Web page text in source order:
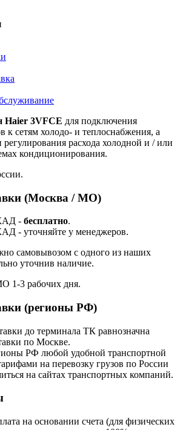
Haier 3VFCE для подключения
к сетям холодо- и теплоснабжения, а
регулирования расхода холодной и / или
кондиционирования.
(Москва / МО)
- бесплатно.
- уточняйте у менеджеров.
самовывозом с одного из наших
уточнив наличие.
1-3 рабочих дня.
(регионы РФ)
до терминала ТК равнозначна
по Москве.
РФ любой удобной транспортной
на перевозку грузов по России
на сайтах транспортных компаний.
на основании счета (для физических